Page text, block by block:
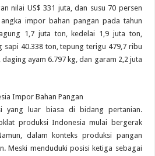
nilai US$ 331 juta, dan susu 70 persen
impor bahan pangan pada tahun
1,7 juta ton, kedelai 1,9 juta ton,
sapi 40.338 ton, tepung terigu 479,7 ribu
ayam 6.797 kg, dan garam 2,2 juta
Impor Bahan Pangan
yang luar biasa di bidang pertanian.
produksi Indonesia mulai bergerak
dalam konteks produksi pangan
Meski menduduki posisi ketiga sebagai